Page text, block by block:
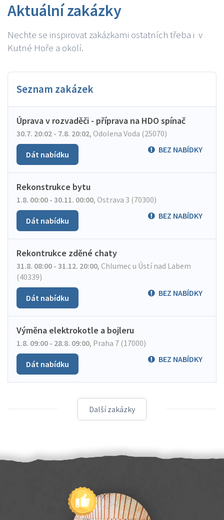
Aktuální zakázky
Nechte se inspirovat zakázkami ostatních třeba i v
Kutné Hoře a okolí.
Seznam zakázek
Úprava v rozvaděči - příprava na HDO spínač
30.7. 20:02 - 7.8. 20:02, Odolena Voda (25070)
BEZ NABÍDKY
Dát nabídku
Rekonstrukce bytu
1.8. 00:00 - 30.11. 00:00, Ostrava 3 (70300)
BEZ NABÍDKY
Dát nabídku
Rekontrukce zděné chaty
31.8. 08:00 - 31.12. 20:00, Chlumec u Ústí nad Labem
(40339)
BEZ NABÍDKY
Dát nabídku
Výměna elektrokotle a bojleru
1.8. 09:00 - 28.8. 09:00, Praha 7 (17000)
BEZ NABÍDKY
Dát nabídku
Další zakázky